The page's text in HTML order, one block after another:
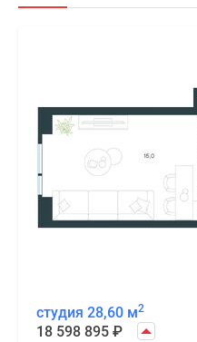
студия 28,60 м2
18 598 895 ₽